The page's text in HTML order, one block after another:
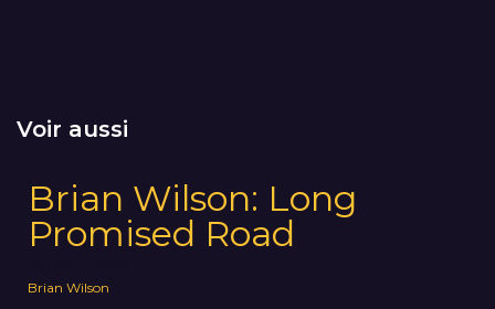
Voir aussi
Brian Wilson: Long
Promised Road
Brian Wilson